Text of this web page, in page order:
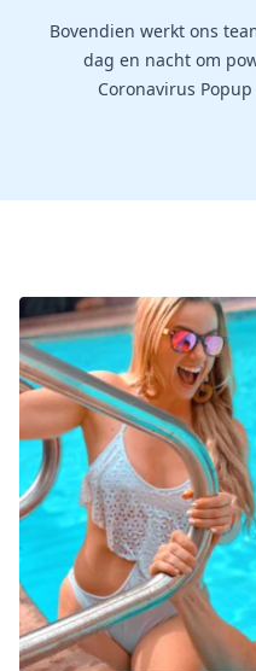
Bovendien werkt ons
dag en nacht om
Coronavirus